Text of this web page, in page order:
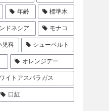
年齢 標準木
ドネシア モナコ
児科 シューベルト
オレンジデー
イトアスパラガス
口紅